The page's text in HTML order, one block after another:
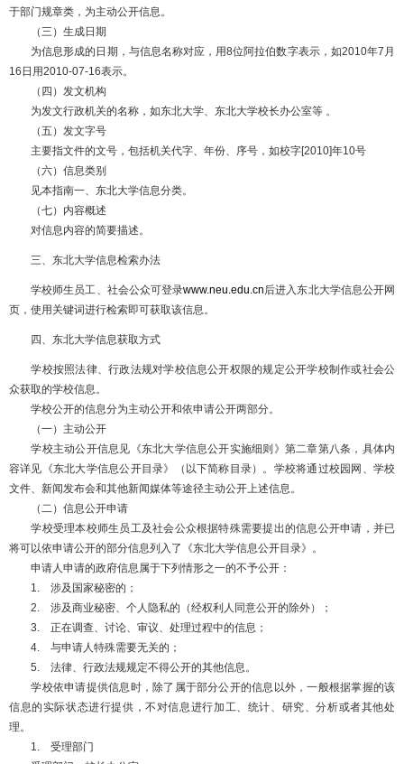
于部门规章类，为主动公开信息。
（三）生成日期
为信息形成的日期，与信息名称对应，用8位阿拉伯数字表示，如2010年7月
16日用2010-07-16表示。
（四）发文机构
为发文行政机关的名称，如东北大学、东北大学校长办公室等 。
（五）发文字号
主要指文件的文号，包括机关代字、年份、序号，如校字[2010]年10号
（六）信息类别
见本指南一、东北大学信息分类。
（七）内容概述
对信息内容的简要描述。
三、东北大学信息检索办法
学校师生员工、社会公众可登录www.neu.edu.cn后进入东北大学信息公开网
页，使用关键词进行检索即可获取该信息。
四、东北大学信息获取方式
学校按照法律、行政法规对学校信息公开权限的规定公开学校制作或社会公
众获取的学校信息。
学校公开的信息分为主动公开和依申请公开两部分。
（一）主动公开
学校主动公开信息见《东北大学信息公开实施细则》第二章第八条，具体内
容详见《东北大学信息公开目录》（以下简称目录）。学校将通过校园网、学校
文件、新闻发布会和其他新闻媒体等途径主动公开上述信息。
（二）信息公开申请
学校受理本校师生员工及社会公众根据特殊需要提出的信息公开申请，并已
将可以依申请公开的部分信息列入了《东北大学信息公开目录》。
申请人申请的政府信息属于下列情形之一的不予公开：
1. 涉及国家秘密的；
2. 涉及商业秘密、个人隐私的（经权利人同意公开的除外）；
3. 正在调查、讨论、审议、处理过程中的信息；
4. 与申请人特殊需要无关的；
5. 法律、行政法规规定不得公开的其他信息。
学校依申请提供信息时，除了属于部分公开的信息以外，一般根据掌握的该
信息的实际状态进行提供，不对信息进行加工、统计、研究、分析或者其他处
理。
1. 受理部门